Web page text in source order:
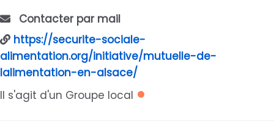
Contacter par mail
https://securite-sociale-
alimentation.org/initiative/mutuelle-de-
lalimentation-en-alsace/
Il s'agit d'un Groupe local